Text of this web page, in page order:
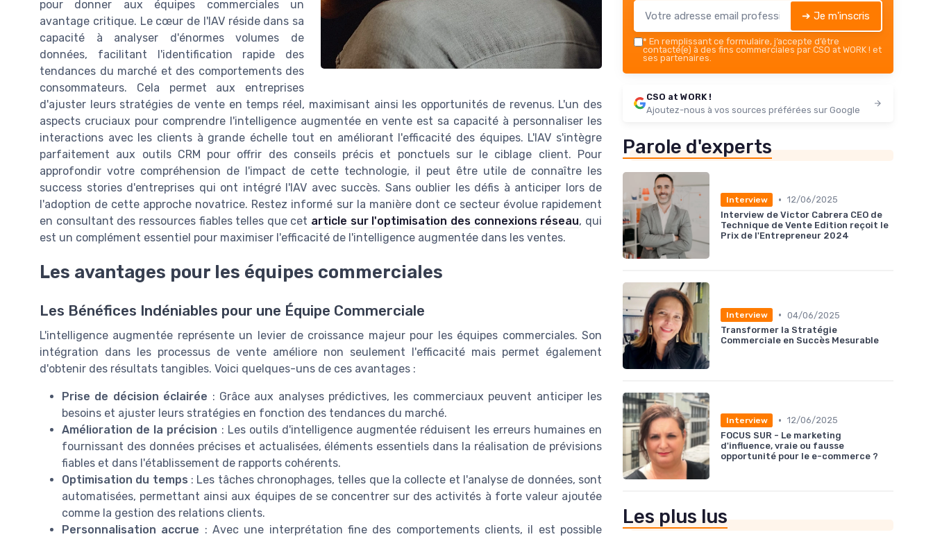
pour donner aux équipes commerciales un
avantage critique. Le cœur de l'IAV réside dans sa
capacité à analyser d'énormes volumes de
données, facilitant l'identification rapide des
tendances du marché et des comportements des
consommateurs. Cela permet aux entreprises
d'ajuster leurs stratégies de vente en temps réel, maximisant ainsi les opportunités de revenus. L'un des
aspects cruciaux pour comprendre l'intelligence augmentée en vente est sa capacité à personnaliser les
interactions avec les clients à grande échelle tout en améliorant l'efficacité des équipes. L'IAV s'intègre
parfaitement aux outils CRM pour offrir des conseils précis et ponctuels sur le ciblage client. Pour
approfondir votre compréhension de l'impact de cette technologie, il peut être utile de connaître les
success stories d'entreprises qui ont intégré l'IAV avec succès. Sans oublier les défis à anticiper lors de
l'adoption de cette approche novatrice. Restez informé sur la manière dont ce secteur évolue rapidement
en consultant des ressources fiables telles que cet article sur l'optimisation des connexions réseau, qui
est un complément essentiel pour maximiser l'efficacité de l'intelligence augmentée dans les ventes.
Les avantages pour les équipes commerciales
Les Bénéfices Indéniables pour une Équipe Commerciale
L'intelligence augmentée représente un levier de croissance majeur pour les équipes commerciales. Son
intégration dans les processus de vente améliore non seulement l'efficacité mais permet également
d'obtenir des résultats tangibles. Voici quelques-uns de ces avantages :
Prise de décision éclairée : Grâce aux analyses prédictives, les commerciaux peuvent anticiper les
besoins et ajuster leurs stratégies en fonction des tendances du marché.
Amélioration de la précision : Les outils d'intelligence augmentée réduisent les erreurs humaines en
fournissant des données précises et actualisées, éléments essentiels dans la réalisation de prévisions
fiables et dans l'établissement de rapports cohérents.
Optimisation du temps : Les tâches chronophages, telles que la collecte et l'analyse de données, sont
automatisées, permettant ainsi aux équipes de se concentrer sur des activités à forte valeur ajoutée
comme la gestion des relations clients.
Personnalisation accrue : Avec une interprétation fine des comportements clients, il est possible
➔ Je m'inscris
* En remplissant ce formulaire, j’accepte d’être
contacté(e) à des fins commerciales par CSO at WORK ! et
ses partenaires.
CSO at WORK !
Ajoutez-nous à vos sources préférées sur Google
Parole d'experts
Interview • 12/06/2025
Interview de Victor Cabrera CEO de
Technique de Vente Edition reçoit le
Prix de l'Entrepreneur 2024
Interview • 04/06/2025
Transformer la Stratégie
Commerciale en Succès Mesurable
Interview • 12/06/2025
FOCUS SUR - Le marketing
d'influence, vraie ou fausse
opportunité pour le e-commerce ?
Les plus lus